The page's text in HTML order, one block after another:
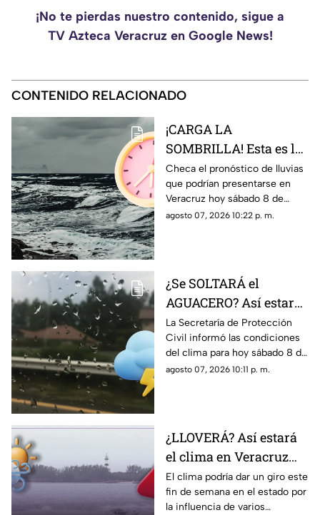
¡No te pierdas nuestro contenido, sigue a
TV Azteca Veracruz en Google News!
CONTENIDO RELACIONADO
¡CARGA LA
SOMBRILLA! Esta es la
HORA EXACTA de las
lluvias en el estado de
Veracruz hoy 8 de
agosto de 2026
Checa el pronóstico de lluvias
que podrían presentarse en
Veracruz hoy sábado 8 de
agosto, así como la hora
agosto 07, 2026 10:22 p. m.
¿Se SOLTARÁ el
AGUACERO? Así estará
el clima en el estado de
Veracruz hoy 8 de
agosto de 2026
La Secretaría de Protección
Civil informó las condiciones
del clima para hoy sábado 8 de
agosto de 2026 en Veracruz;
diferentes municipios de la
entidad.
agosto 07, 2026 10:11 p. m.
¿LLOVERÁ? Así estará
el clima en Veracruz
este fin de semana
El clima podría dar un giro este
fin de semana en el estado por
la influencia de varios